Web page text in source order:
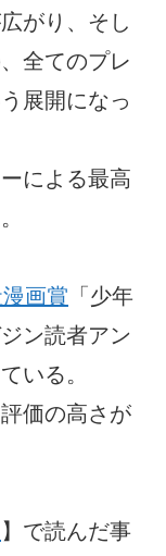
がり、そし
全てのプレ
展開になっ
による最高
画賞 「少年
ン読者アン
いる。
価の高さが
】で読んだ事